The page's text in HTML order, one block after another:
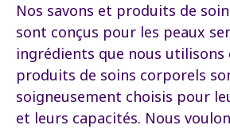
Nos savons et produits de
sont conçus pour les peaux
ingrédients que nous utilisons
produits de soins corporels
soigneusement choisis pour
et leurs capacités. Nous